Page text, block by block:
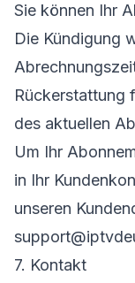
Sie können Ihr
Die Kündigung
Rückerstattung
des aktuellen
Um Ihr
in Ihr
unseren
7. Kontakt